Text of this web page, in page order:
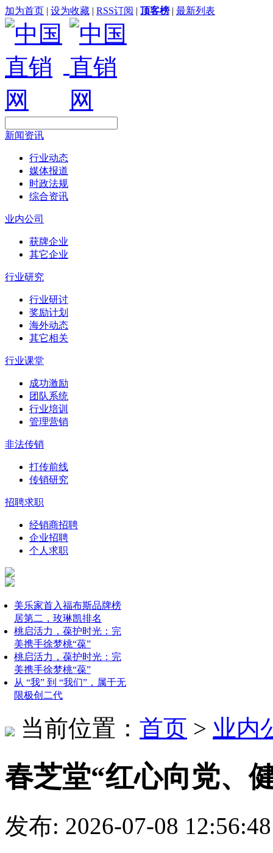
加为首页 | 设为收藏 | RSS订阅 | 顶客榜 | 最新列表
新闻资讯
行业动态
媒体报道
时政法规
综合资讯
业内公司
获牌企业
其它企业
行业研究
行业研讨
奖励计划
海外动态
其它相关
行业课堂
成功激励
团队系统
行业培训
管理营销
非法传销
打传前线
传销研究
招聘求职
经销商招聘
企业招聘
个人求职
美乐家首入福布斯品牌榜
居第二，玫琳凯排名
桃启活力，葆护时光：完
美携手徐梦桃“葆”
桃启活力，葆护时光：完
美携手徐梦桃“葆”
从 “我” 到 “我们”，属于无
限极创二代
当前位置： 首页 > 业内
春芝堂“红心向党、
发布: 2026-07-08